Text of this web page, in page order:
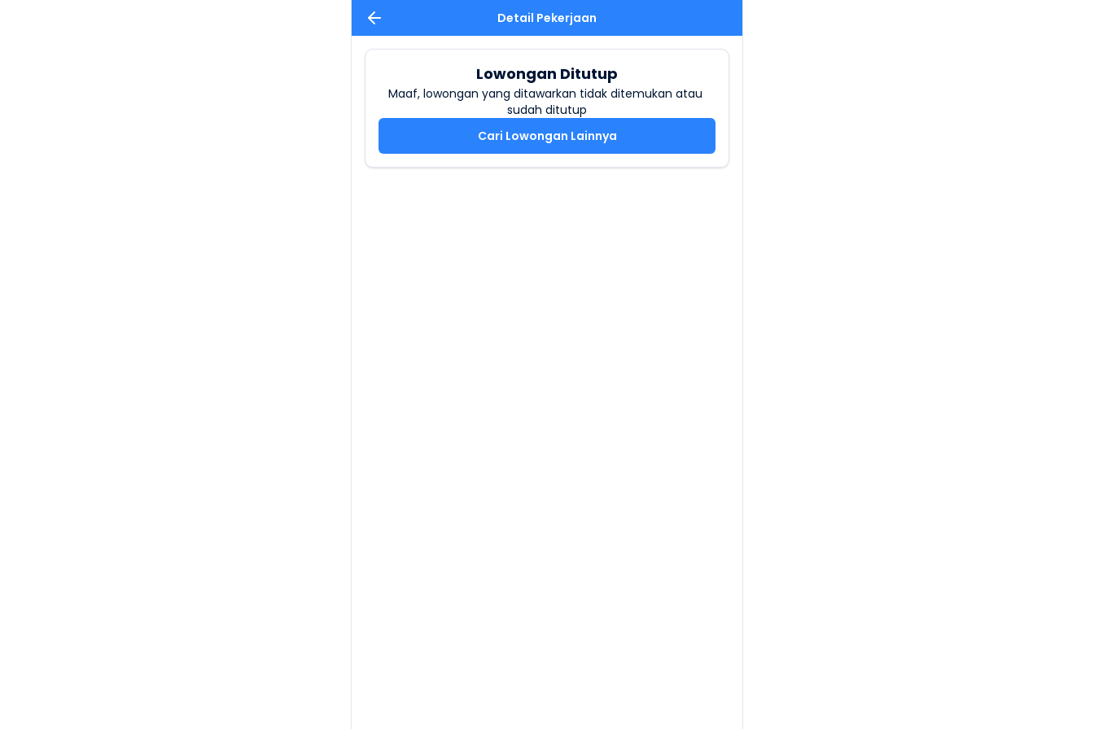
Detail Pekerjaan
Lowongan Ditutup
Maaf, lowongan yang ditawarkan tidak ditemukan atau
sudah ditutup
Cari Lowongan Lainnya